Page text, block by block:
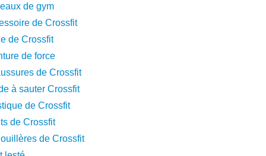
de gym
de Crossfit
de Crossfit
de force
de Crossfit
à sauter Crossfit
de Crossfit
de Crossfit
de Crossfit